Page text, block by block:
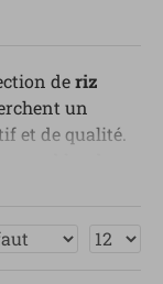
deriz
un
et de qualité.
du
simples